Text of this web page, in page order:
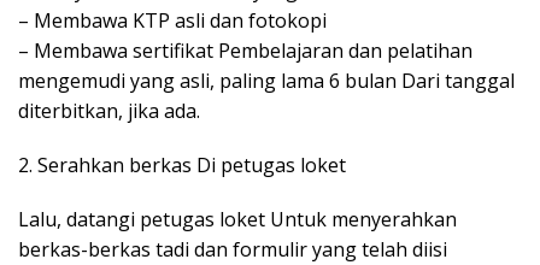
– Membawa KTP asli dan fotokopi
– Membawa sertifikat Pembelajaran dan pelatihan
mengemudi yang asli, paling lama 6 bulan Dari tanggal
diterbitkan, jika ada.
2. Serahkan berkas Di petugas loket
Lalu, datangi petugas loket Untuk menyerahkan
berkas-berkas tadi dan formulir yang telah diisi